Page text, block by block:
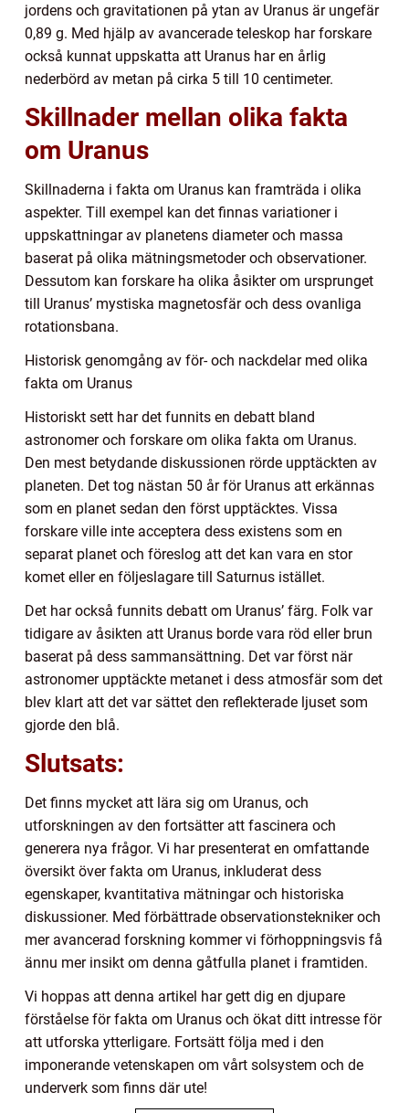
jordens och gravitationen på ytan av Uranus är ungefär
0,89 g. Med hjälp av avancerade teleskop har forskare
också kunnat uppskatta att Uranus har en årlig
nederbörd av metan på cirka 5 till 10 centimeter.
Skillnader mellan olika fakta
om Uranus
Skillnaderna i fakta om Uranus kan framträda i olika
aspekter. Till exempel kan det finnas variationer i
uppskattningar av planetens diameter och massa
baserat på olika mätningsmetoder och observationer.
Dessutom kan forskare ha olika åsikter om ursprunget
till Uranus’ mystiska magnetosfär och dess ovanliga
rotationsbana.
Historisk genomgång av för- och nackdelar med olika
fakta om Uranus
Historiskt sett har det funnits en debatt bland
astronomer och forskare om olika fakta om Uranus.
Den mest betydande diskussionen rörde upptäckten av
planeten. Det tog nästan 50 år för Uranus att erkännas
som en planet sedan den först upptäcktes. Vissa
forskare ville inte acceptera dess existens som en
separat planet och föreslog att det kan vara en stor
komet eller en följeslagare till Saturnus istället.
Det har också funnits debatt om Uranus’ färg. Folk var
tidigare av åsikten att Uranus borde vara röd eller brun
baserat på dess sammansättning. Det var först när
astronomer upptäckte metanet i dess atmosfär som det
blev klart att det var sättet den reflekterade ljuset som
gjorde den blå.
Slutsats:
Det finns mycket att lära sig om Uranus, och
utforskningen av den fortsätter att fascinera och
generera nya frågor. Vi har presenterat en omfattande
översikt över fakta om Uranus, inkluderat dess
egenskaper, kvantitativa mätningar och historiska
diskussioner. Med förbättrade observationstekniker och
mer avancerad forskning kommer vi förhoppningsvis få
ännu mer insikt om denna gåtfulla planet i framtiden.
Vi hoppas att denna artikel har gett dig en djupare
förståelse för fakta om Uranus och ökat ditt intresse för
att utforska ytterligare. Fortsätt följa med i den
imponerande vetenskapen om vårt solsystem och de
underverk som finns där ute!